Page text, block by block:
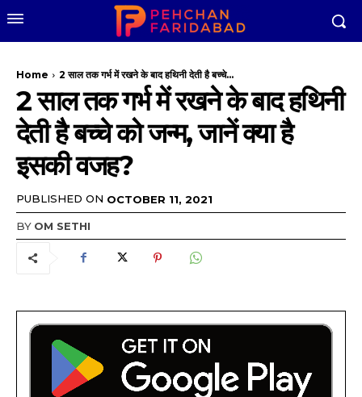
Home 2 साल तक गर्भ में रखने के बाद हथिनी देती है बच्चे...
2 साल तक गर्भ में रखने के बाद हथिनी
देती है बच्चे को जन्म, जानें क्या है
इसकी वजह?
PUBLISHED ON OCTOBER 11, 2021
BY OM SETHI